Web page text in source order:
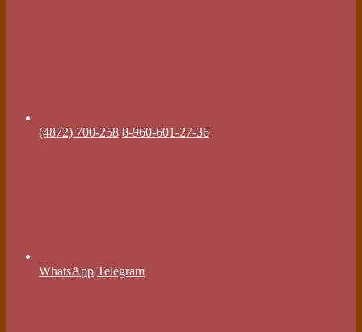
(4872) 700-258 8-960-601-27-36
WhatsApp Telegram